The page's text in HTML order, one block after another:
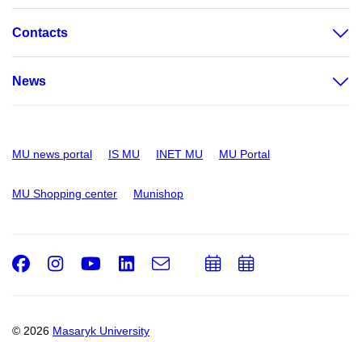
Contacts
News
MU news portal IS MU INET MU MU Portal
MU Shopping center Munishop
© 2026 Masaryk University
Facebook
Instagram
Youtube
LinkedIn
e-
AddAdd